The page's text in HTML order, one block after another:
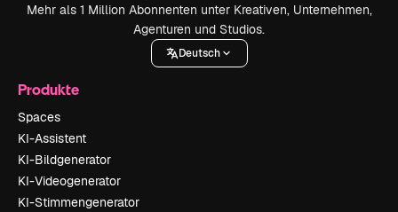
Mehr als 1 Million Abonnenten unter Kreativen, Unternehmen,
Agenturen und Studios.
Deutsch
Produkte
Spaces
KI-Assistent
KI-Bildgenerator
KI-Videogenerator
KI-Stimmengenerator